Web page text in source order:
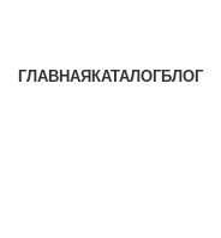
ГЛАВНАЯ КАТАЛОГБЛОГ